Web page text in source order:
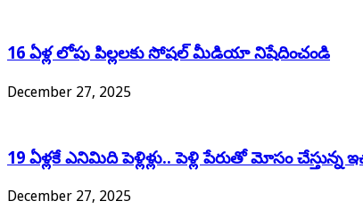
16 ఏళ్ల లోపు పిల్లలకు సోషల్ మీడియా నిషేదించండి
December 27, 2025
19 ఏళ్లకే ఎనిమిది పెళ్లిళ్లు.. పెళ్లి పేరుతో మోసం
December 27, 2025